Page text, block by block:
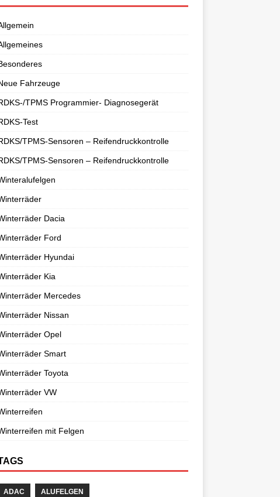
Fahrzeuge
TPMS Programmier- Diagnosegerät
Test
TPMS-Sensoren – Reifendruckkontrolle
TPMS-Sensoren – Reifendruckkontrolle
Dacia
Ford
Hyundai
Kia
Mercedes
Nissan
Opel
Smart
Toyota
VW
mit Felgen
ADAC ALUFELGEN